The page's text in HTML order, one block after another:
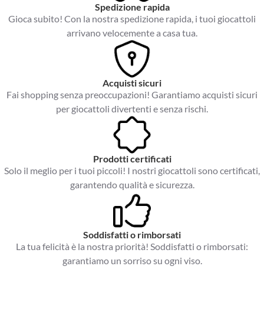
Spedizione rapida
Gioca subito! Con la nostra spedizione rapida, i tuoi giocattoli
arrivano velocemente a casa tua.
Acquisti sicuri
Fai shopping senza preoccupazioni! Garantiamo acquisti sicuri
per giocattoli divertenti e senza rischi.
Prodotti certificati
Solo il meglio per i tuoi piccoli! I nostri giocattoli sono certificati,
garantendo qualità e sicurezza.
Soddisfatti o rimborsati
La tua felicità è la nostra priorità! Soddisfatti o rimborsati:
garantiamo un sorriso su ogni viso.